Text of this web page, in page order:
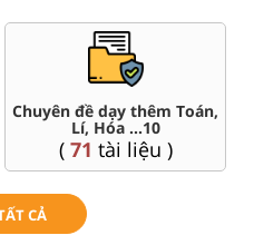
Trắc nghiệm đúng sai 10
(41tài liệu )
CẢ